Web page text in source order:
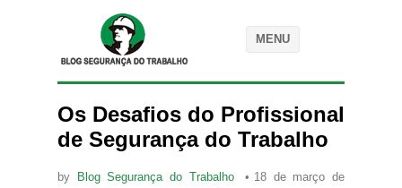
MENU
Os Desafios do Profissional
de Segurança do Trabalho
by Blog Segurança do Trabalho
18 de março de